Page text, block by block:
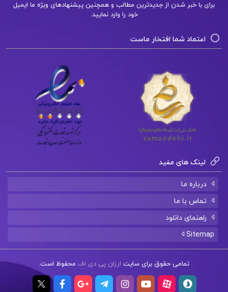
برای با خبر شدن از جدیدترین مطالب و همچنین پیشنهادهای ویژه ما ایمیل
خود را وارد نمایید.
اعتماد شما افتخار ماست
لینک های مفید
درباره ما
تماس با ما
راهنمای دانلود
Sitemap
تمامی حقوق برای سایت ارزان پی دی اف محفوظ است.